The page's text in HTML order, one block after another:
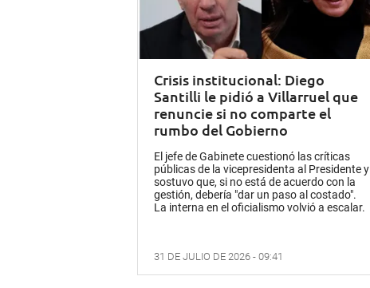
Crisis institucional: Diego
Santilli le pidió a Villarruel que
renuncie si no comparte el
rumbo del Gobierno
El jefe de Gabinete cuestionó las críticas
públicas de la vicepresidenta al Presidente y
sostuvo que, si no está de acuerdo con la
gestión, debería "dar un paso al costado".
La interna en el oficialismo volvió a escalar.
31 DE JULIO DE 2026 - 09:41